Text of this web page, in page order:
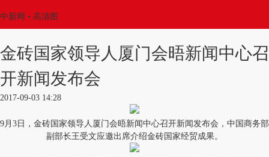
中新网 • 高清图
金砖国家领导人厦门会晤新闻中心召
开新闻发布会
2017-09-03 14:28
9月3日，金砖国家领导人厦门会晤新闻中心召开新闻发布会，中国商务部
副部长王受文应邀出席介绍金砖国家经贸成果。